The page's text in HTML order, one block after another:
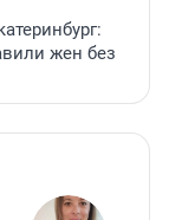
жен без